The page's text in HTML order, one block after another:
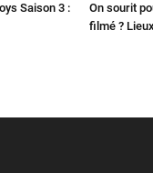
Saison 3 :
On sourit
filmé ?